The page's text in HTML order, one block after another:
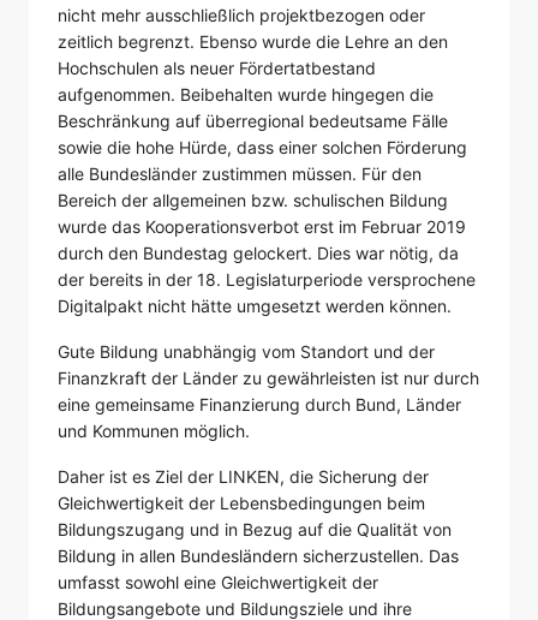
nicht mehr ausschließlich projektbezogen oder
zeitlich begrenzt. Ebenso wurde die Lehre an den
Hochschulen als neuer Fördertatbestand
aufgenommen. Beibehalten wurde hingegen die
Beschränkung auf überregional bedeutsame Fälle
sowie die hohe Hürde, dass einer solchen Förderung
alle Bundesländer zustimmen müssen. Für den
Bereich der allgemeinen bzw. schulischen Bildung
wurde das Kooperationsverbot erst im Februar 2019
durch den Bundestag gelockert. Dies war nötig, da
der bereits in der 18. Legislaturperiode versprochene
Digitalpakt nicht hätte umgesetzt werden können.
Gute Bildung unabhängig vom Standort und der
Finanzkraft der Länder zu gewährleisten ist nur durch
eine gemeinsame Finanzierung durch Bund, Länder
und Kommunen möglich.
Daher ist es Ziel der LINKEN, die Sicherung der
Gleichwertigkeit der Lebensbedingungen beim
Bildungszugang und in Bezug auf die Qualität von
Bildung in allen Bundesländern sicherzustellen. Das
umfasst sowohl eine Gleichwertigkeit der
Bildungsangebote und Bildungsziele und ihre